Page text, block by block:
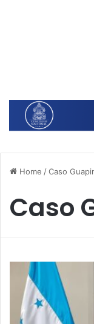
Home /Caso
Caso